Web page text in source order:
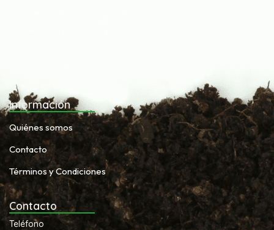
Información
Quiénes somos
Contacto
Términos y Condiciones
Contacto
Teléfono